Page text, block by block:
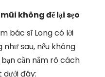
không để lại sẹo
bác sĩ Long có lời
sau, nếu không
bạn cần nắm rõ cách
đây: